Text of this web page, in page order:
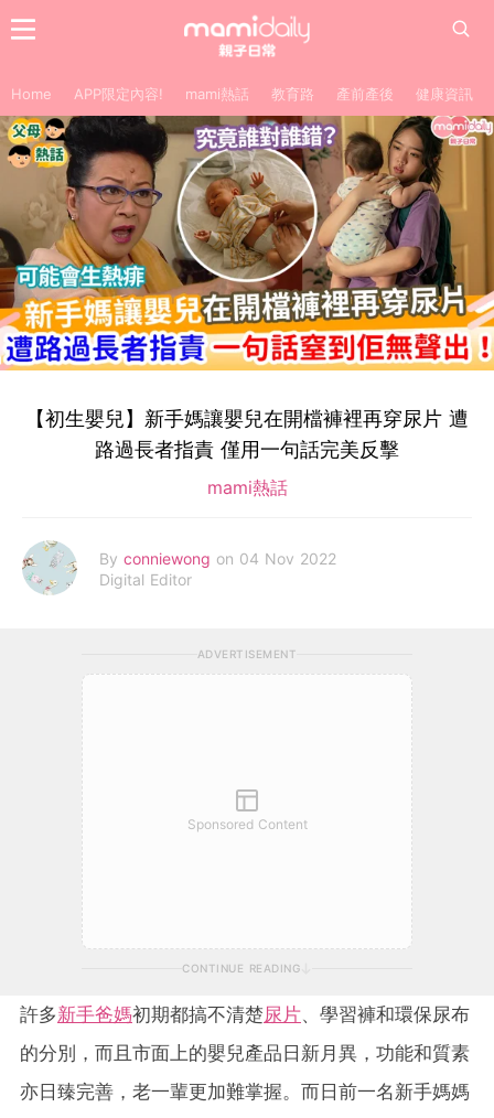
Home APP限定內容! mami熱話 教育路 產前產後 健康資訊
【初生嬰兒】新手媽讓嬰兒在開檔褲裡再穿尿片 遭
路過長者指責 僅用一句話完美反擊
mami熱話
By conniewong on 04 Nov 2022
Digital Editor
ADVERTISEMENT
Sponsored Content
CONTINUE READING
許多新手爸媽初期都搞不清楚尿片、學習褲和環保尿布
的分別，而且市面上的嬰兒產品日新月異，功能和質素
亦日臻完善，老一輩更加難掌握。而日前一名新手媽媽